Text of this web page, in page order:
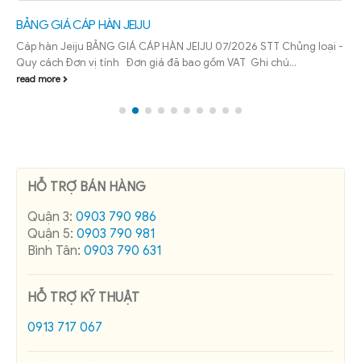
BẢNG GIÁ CÁP HÀN JEIJU
Cáp hàn Jeiju BẢNG GIÁ CÁP HÀN JEIJU 07/2026 STT Chủng loại -
Quy cách Đơn vị tính Đơn giá đã bao gồm VAT Ghi chú...
read more
HỖ TRỢ BÁN HÀNG
Quận 3: 0903 790 986
Quận 5: 0903 790 981
Bình Tân: 0903 790 631
HỖ TRỢ KỸ THUẬT
0913 717 067